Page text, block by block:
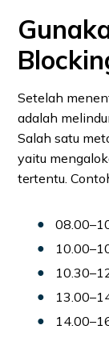
Setelah
adalah
Salah satu
yaitu
tertentu.